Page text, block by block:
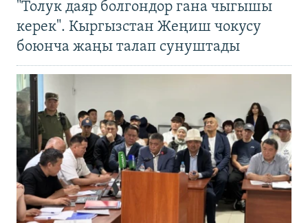
"Толук даяр болгондор гана чыгышы
керек". Кыргызстан Жеңиш чокусу
боюнча жаңы талап сунуштады